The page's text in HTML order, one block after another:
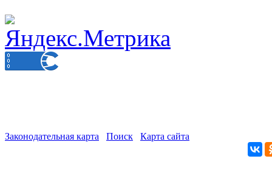
Законодательная карта Поиск Карта сайта